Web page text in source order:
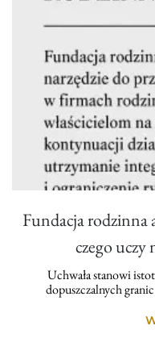
Fundacja
czego uczy
Uchwała stanowi
dopuszczalnych